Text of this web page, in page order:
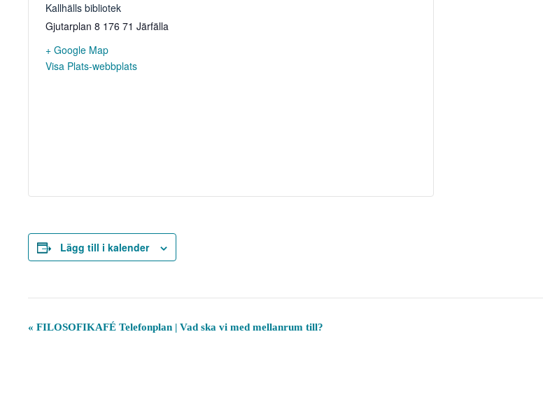
Kallhälls bibliotek
Gjutarplan 8 176 71 Järfälla
+ Google Map
Visa Plats-webbplats
Lägg till i kalender
E
« FILOSOFIKAFÉ Telefonplan | Vad ska vi med mellanrum till?